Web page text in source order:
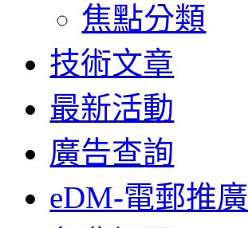
焦點分類
技術文章
最新活動
廣告查詢
eDM-電郵推廣